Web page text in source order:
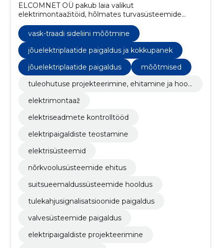
ELCOMNET OÜ pakub laia valikut
elektrimontaažitöid, hõlmates turvasüsteemide
lahendusi.
vask-traadi sideliini mõõtmine
jõuelektriplaatide paigaldus ja kokkupanek
jõuelektriplaatide paigaldus
mõõtmised
tuleohutuse projekteerimine, ehitamine ja hool
elektrimontaaž
elektriseadmete kontrolltööd
elektripaigaldiste teostamine
elektrisüsteemid
nõrkvoolusüsteemide ehitus
suitsueemaldussüsteemide hooldus
tulekahjusignalisatsioonide paigaldus
valvesüsteemide paigaldus
elektripaigaldiste projekteerimine